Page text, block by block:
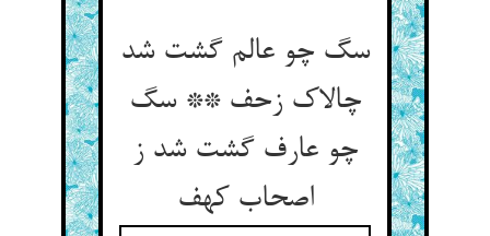
سگ چو عالم گشت شد
چالاک زحف ** سگ
چو عارف گشت شد ز
اصحاب کهف‏